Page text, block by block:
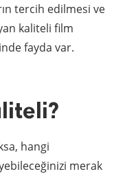
tercih edilmesi ve
kaliteli film
fayda var.
hangi
merak